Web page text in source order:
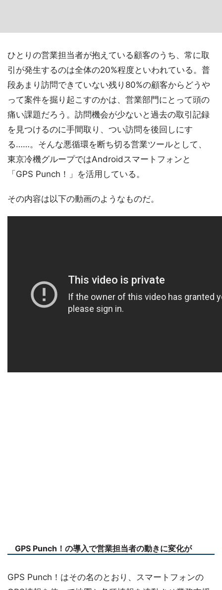
ひとりの営業担当者が抱えている顧客のうち、常に取
引が発生するのは全体の20%程度といわれている。普
段あまり訪問できていない残り80%の顧客からどうや
って案件を掘り起こすのかは、営業部門にとって頭の
痛い課題だろう。訪問機会が少ないと過去の取引記録
を見つけるのに手間取り、つい訪問を後回しにす
る……。そんな悪循環を断ち切る営業ツールとして、
東京冷機グループではAndroidスマートフォンと
「GPS Punch！」を活用している。
その内容は以下の動画のようなものだ。
GPS Punch！の導入で営業担当者の動きに変化が
GPS Punch！はその名のとおり、スマートフォンの